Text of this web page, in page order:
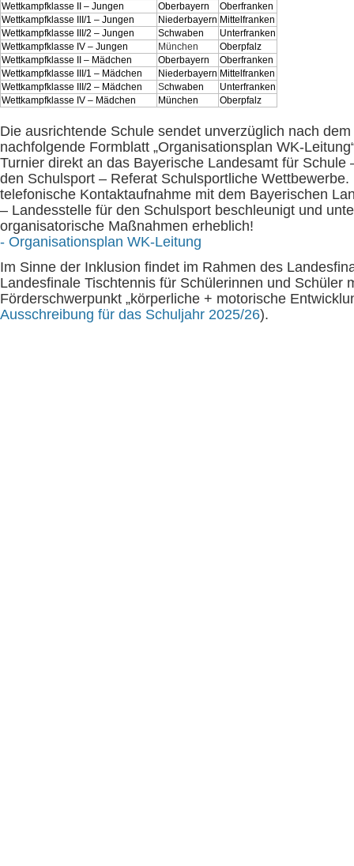
Wettkampfklasse II – Jungen
Oberbayern
Oberfranken
Wettkampfklasse III/1 – Jungen
Niederbayern Mittelfranken
Wettkampfklasse III/2 – Jungen
Schwaben
Unterfranken
Wettkampfklasse IV – Jungen
München
Oberpfalz
Wettkampfklasse II – Mädchen
Oberbayern
Oberfranken
Wettkampfklasse III/1 – Mädchen
Niederbayern Mittelfranken
Wettkampfklasse III/2 – Mädchen
Schwaben
Unterfranken
Wettkampfklasse IV – Mädchen
München Oberpfalz
Die ausrichtende Schule sendet unverzüglich nach
nachfolgende Formblatt „Organisationsplan WK-
Turnier direkt an das Bayerische Landesamt für Schule
den Schulsport – Referat Schulsportliche Wettbewerbe.
telefonische Kontaktaufnahme mit dem Bayerischen
– Landesstelle für den Schulsport beschleunigt und
organisatorische Maßnahmen erheblich!
- Organisationsplan WK-Leitung
Im Sinne der Inklusion findet im Rahmen des
Landesfinale Tischtennis für Schülerinnen und Schüler
Förderschwerpunkt „körperliche + motorische
Ausschreibung für das Schuljahr 2025/26).